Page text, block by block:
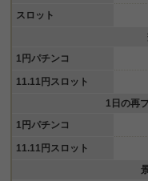
スロット
1円パチンコ
11.11円スロット
1日の再
1円パチンコ
11.11円スロット